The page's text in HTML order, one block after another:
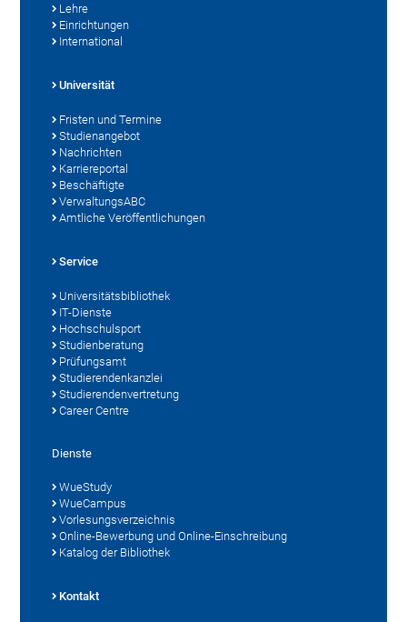
Lehre
Einrichtungen
International
Universität
Fristen und Termine
Studienangebot
Nachrichten
Karriereportal
Beschäftigte
VerwaltungsABC
Amtliche Veröffentlichungen
Service
Universitätsbibliothek
IT-Dienste
Hochschulsport
Studienberatung
Prüfungsamt
Studierendenkanzlei
Studierendenvertretung
Career Centre
Dienste
WueStudy
WueCampus
Vorlesungsverzeichnis
Online-Bewerbung und Online-Einschreibung
Katalog der Bibliothek
Kontakt